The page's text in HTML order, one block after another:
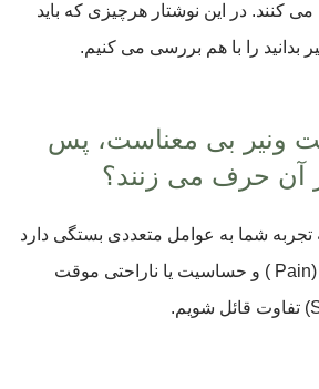
کنند. در این نوشتار هرچیزی که باید
بدانید را با هم بررسی می کنیم.
ونیر بی معناست، پس
آن حرف می زنند؟
شما به عوامل متعددی بستگی دارد
و مهم است که بین درد (Pain ) و حساسیت یا ناراحتی موقت